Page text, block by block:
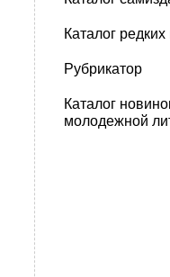
Каталог редких
Рубрикатор
Каталог
молодежной